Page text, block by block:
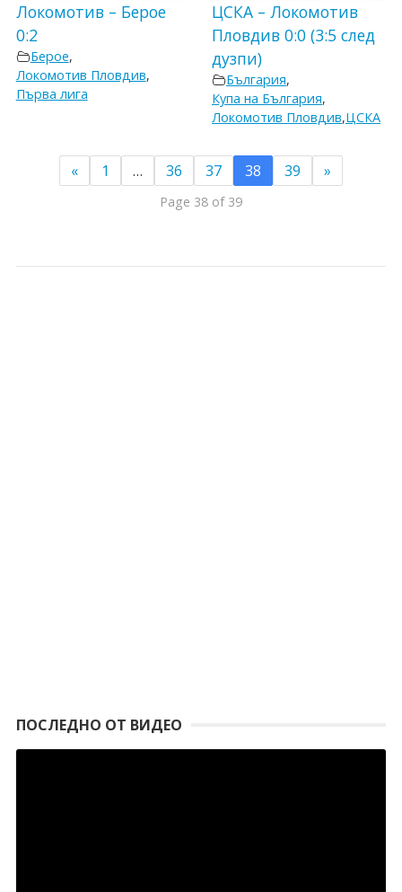
Локомотив – Берое
0:2
Берое,
Локомотив Пловдив,
Първа лига
ЦСКА – Локомотив
Пловдив 0:0 (3:5 след
дузпи)
България,
Купа на България,
Локомотив Пловдив,ЦСКА
« 1 … 36 37 38 39 »
Page 38 of 39
ПОСЛЕДНО ОТ ВИДЕО